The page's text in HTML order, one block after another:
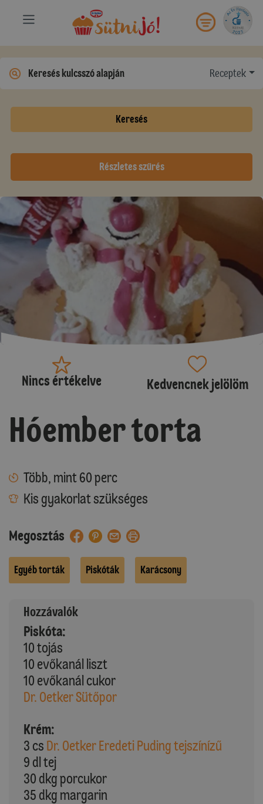
Receptek
Keresés
Részletes szűrés
Nincs értékelve Kedvencnek jelölöm
Hóember torta
Több, mint 60 perc
Kis gyakorlat szükséges
Megosztás
Egyéb torták Piskóták Karácsony
Hozzávalók
Piskóta:
10 tojás
10 evőkanál liszt
10 evőkanál cukor
Dr. Oetker Sütőpor
Krém:
3 cs Dr. Oetker Eredeti Puding tejszínízű
9 dl tej
30 dkg porcukor
35 dkg margarin